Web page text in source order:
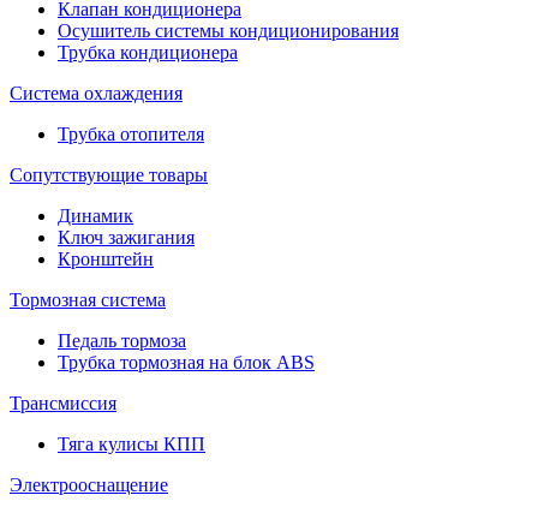
Клапан кондиционера
Осушитель системы кондиционирования
Трубка кондиционера
Система охлаждения
Трубка отопителя
Сопутствующие товары
Динамик
Ключ зажигания
Кронштейн
Тормозная система
Педаль тормоза
Трубка тормозная на блок ABS
Трансмиссия
Тяга кулисы КПП
Электрооснащение